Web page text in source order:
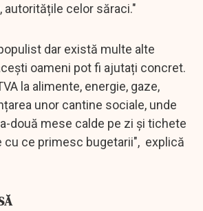
autoritățile celor săraci."
dar există multe alte
oameni pot fi ajutați concret.
la alimente, energie, gaze,
unor cantine sociale, unde
două mese calde pe zi și tichete
cu ce primesc bugetarii", explică